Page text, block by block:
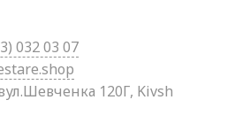
032 03 07
120Г, Kivsh